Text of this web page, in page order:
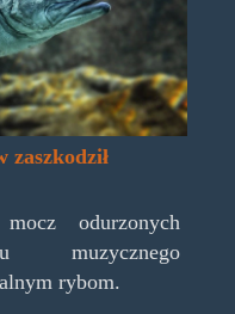
zaszkodził
odurzonych
muzycznego
rybom.